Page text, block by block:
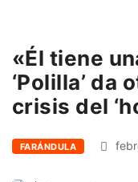
«Él tiene
‘Polilla’ da
crisis del
FARÁNDULA